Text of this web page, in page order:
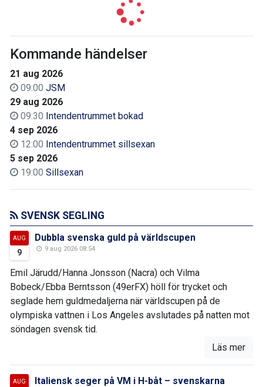
Kommande händelser
21 aug 2026
09:00 JSM
29 aug 2026
09:30 Intendentrummet bokad
4 sep 2026
12:00 Intendentrummet sillsexan
5 sep 2026
19:00 Sillsexan
SVENSK SEGLING
AUG
9
Dubbla svenska guld på världscupen
9 aug 2026 08:54
Emil Järudd/Hanna Jonsson (Nacra) och Vilma
Bobeck/Ebba Berntsson (49erFX) höll för trycket och
seglade hem guldmedaljerna när världscupen på de
olympiska vattnen i Los Angeles avslutades på natten mot
söndagen svensk tid.
Läs mer
AUG
Italiensk seger på VM i H-båt – svenskarna